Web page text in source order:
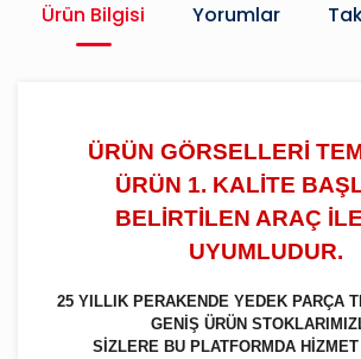
Ürün Bilgisi Yorumlar
ÜRÜN GÖRSELLERİ
ÜRÜN 1. KALİTE
BELİRTİLEN ARAÇ
UYUMLUDUR.
25 YILLIK PERAKENDE YEDEK PARÇA
GENİŞ ÜRÜN
SİZLERE BU PLATFORMDA